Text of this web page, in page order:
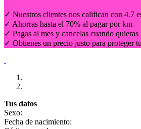
✓ Nuestros clientes nos califican con 4.7
✓ Ahorras hasta el 70% al pagar por km
✓ Pagas al mes y cancelas cuando quieras
✓ Obtienes un precio justo para proteger
Tus datos
Sexo:
Fecha de nacimiento: